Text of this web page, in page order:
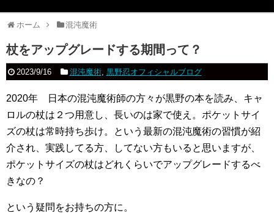
ホーム 混沌魔術
杖をアップグレードする期間って？
2023/9/16 混沌魔術, 黒野忍オフィシャルブログ
2020年 日本の混沌魔術師の方々が黒野の本を読み、キャ
ロルの杖は２つ用意し、長いのは家で使え。ポケットサイ
ズの杖は常時持ち歩け。という最新の混沌魔術の習慣が紹
介され、実践してる方、してない方もいると思いますが、
ポケットサイズの杖はどれくらいでアップグレードするべ
きなの？
という疑問をお持ちの方に。